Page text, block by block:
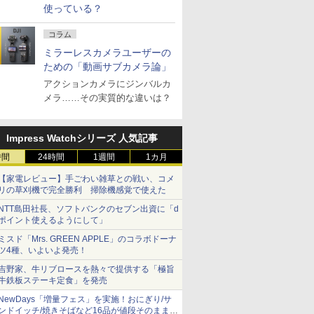
使っている？
コラム
ミラーレスカメラユーザーの
ための「動画サブカメラ論」
アクションカメラにジンバルカ
メラ……その実質的な違いは？
Impress Watchシリーズ 人気記事
24時間 1週間 1カ月
家電レビュー】手ごわい雑草との戦い、コメ
の草刈機で完全勝利 掃除機感覚で使えた
島田社長、ソフトバンクのセブン出資に「d
イント使えるようにして」
スド「Mrs. GREEN APPLE」のコラボドーナ
4種、いよいよ発売！
野家、牛リブロースを熱々で提供する「極旨
鉄板ステーキ定食」を発売
「増量フェス」を実施！おにぎり/サ
ドイッチ/焼きそばなど16品が値段そのままで